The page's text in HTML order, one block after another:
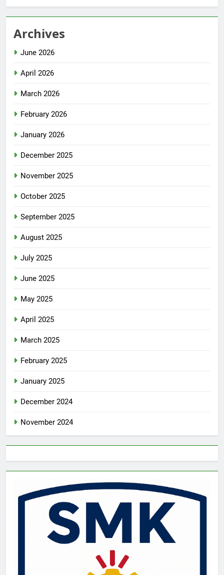
Archives
June 2026
April 2026
March 2026
February 2026
January 2026
December 2025
November 2025
October 2025
September 2025
August 2025
July 2025
June 2025
May 2025
April 2025
March 2025
February 2025
January 2025
December 2024
November 2024